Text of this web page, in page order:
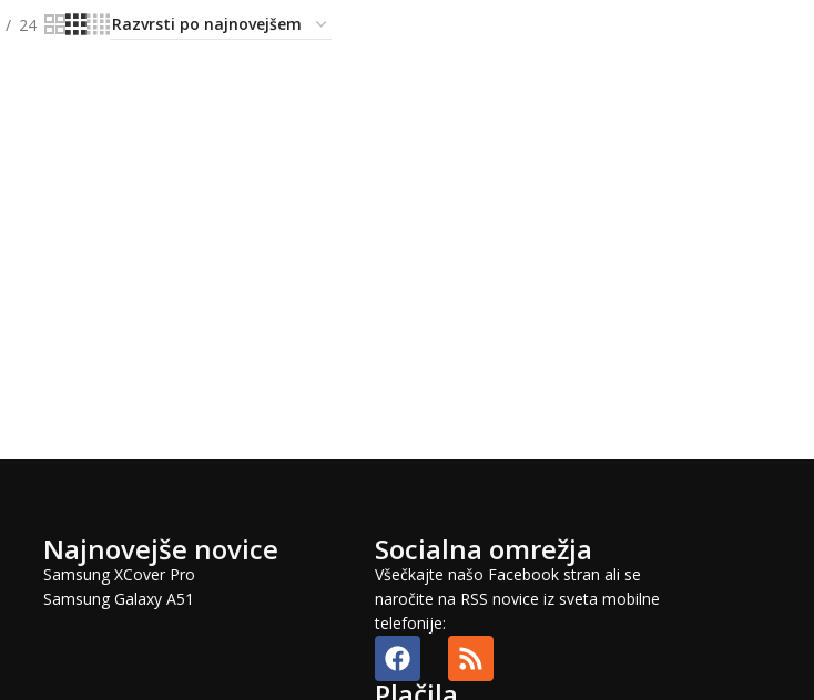
24
Najnovejše novice
Samsung XCover Pro
Samsung Galaxy A51
Socialna omrežja
Všečkajte našo Facebook stran ali se
naročite na RSS novice iz sveta mobilne
telefonije: